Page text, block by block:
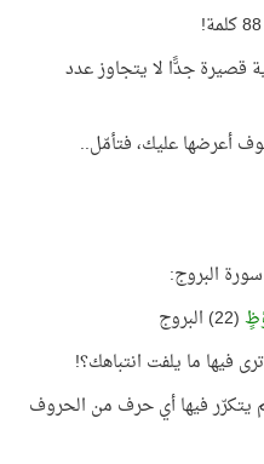
قصيرة جدًّا لا يتجاوز عدد
أعرضها عليك، فتأمّل..
البروج:
(22) البروج
فيها ما يلفت انتباهك؟!
يتكرّر فيها أي حرف من الحروف